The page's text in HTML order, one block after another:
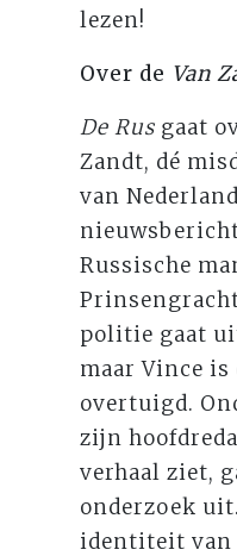
lezen!
Over de Van
De Rus gaat
Zandt, dé
van
Russische
politie gaat
maar Vince
overtuigd.
zijn
verhaal ziet,
onderzoek
identiteit van